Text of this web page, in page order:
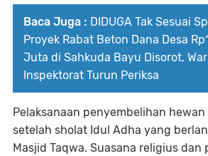
Baca Juga : DIDUGA Tak Sesuai
Proyek Rabat Beton Dana Desa
Juta di Sahkuda Bayu Disorot,
Inspektorat Turun Periksa
Pelaksanaan penyembelihan
setelah sholat Idul Adha yang
Masjid Taqwa. Suasana religius dan